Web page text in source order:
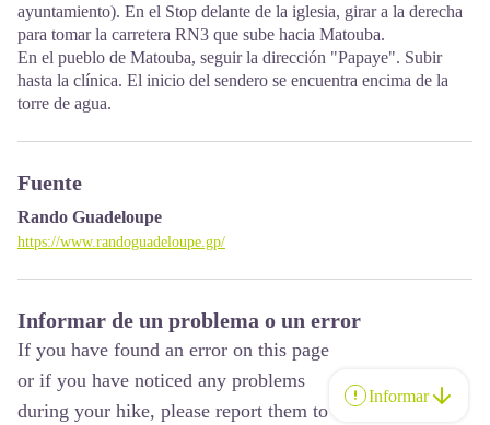
ayuntamiento). En el Stop delante de la iglesia, girar a la derecha
para tomar la carretera RN3 que sube hacia Matouba.
En el pueblo de Matouba, seguir la dirección "Papaye". Subir
hasta la clínica. El inicio del sendero se encuentra encima de la
torre de agua.
Fuente
Rando Guadeloupe
https://www.randoguadeloupe.gp/
Informar de un problema o un error
If you have found an error on this page
or if you have noticed any problems
during your hike, please report them to
Informar